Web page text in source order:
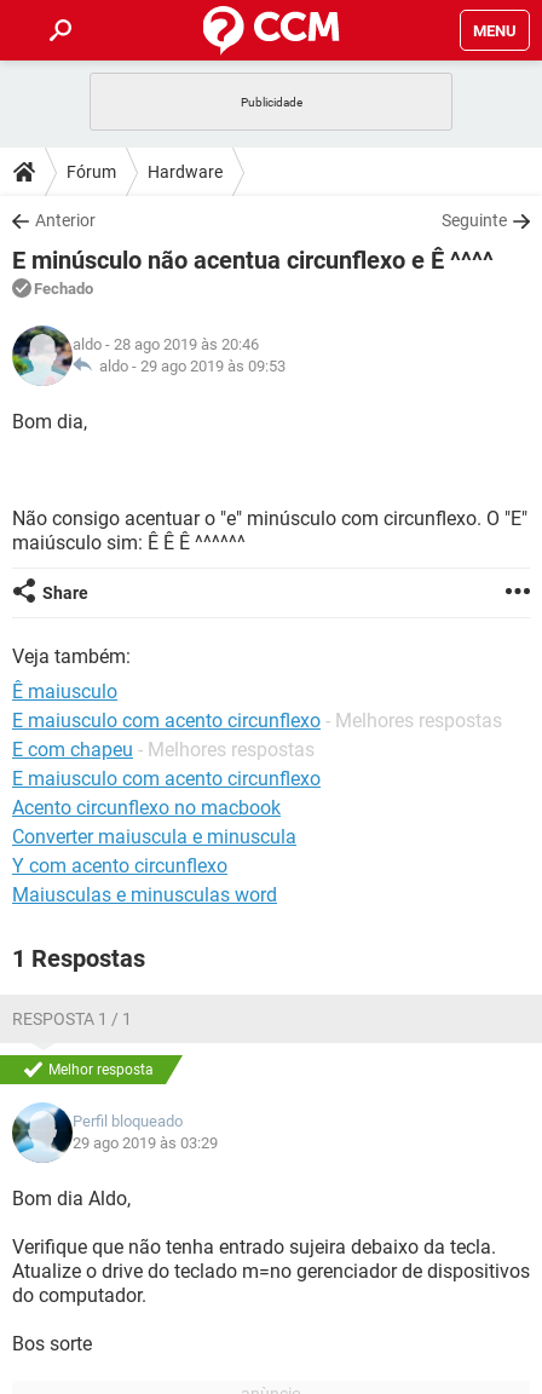
MENU
CELULAR
OUTLOOK
INSTAGRAM GMAIL
GUIA DE COMPRAS
DICAS
JOGOS
OUTLOOK
INSTAGRAM
GUIA DE COMPRAS
DOWNLOADS
JOGOS WHATSAPP
CELULAR
OUTLOOK
INSTAGRAM
GUIA DE COMPRAS
FÓRUM
JOGOS
CELULAR
GLOSSÁRIO
JOGOS
CELULAR
INSTAGRAM GMAIL
GUIA DE COMPRAS
Fórum Hardware
Anterior Seguinte
E minúsculo não acentua circunflexo e Ê ^^^^
Fechado
aldo - 28 ago 2019 às 20:46
aldo - 29 ago 2019 às 09:53
Bom dia,
Não consigo acentuar o "e" minúsculo com circunflexo. O "E"
maiúsculo sim: Ê Ê Ê ^^^^^^
Share
Veja também:
Ê maiusculo
E maiusculo com acento circunflexo - Melhores respostas
E com chapeu - Melhores respostas
E maiusculo com acento circunflexo
Acento circunflexo no macbook
Converter maiuscula e minuscula
Y com acento circunflexo
Maiusculas e minusculas word
1 Respostas
RESPOSTA 1 / 1
Melhor resposta
Perfil bloqueado
29 ago 2019 às 03:29
Bom dia Aldo,
Verifique que não tenha entrado sujeira debaixo da tecla.
Atualize o drive do teclado m=no gerenciador de dispositivos
do computador.
Bos sorte